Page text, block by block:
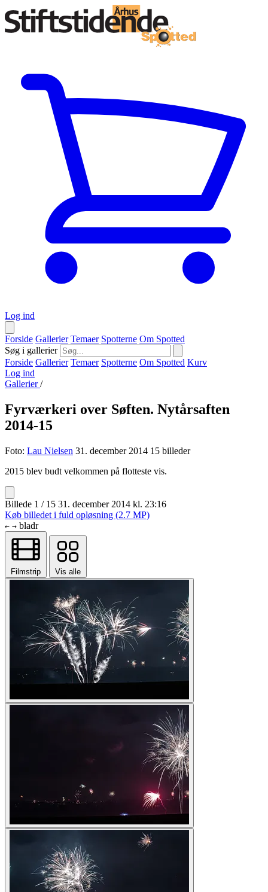
Log ind
Forside Gallerier Temaer Spotterne Om Spotted
Søg i gallerier
Forside Gallerier Temaer Spotterne Om Spotted Kurv
Log ind
Gallerier/
Fyrværkeri over Søften. Nytårsaften
2014-15
Foto: Lau Nielsen 31. december 2014 15 billeder
2015 blev budt velkommen på flotteste vis.
Billede 1 / 15 31. december 2014 kl. 23:16
Køb billedet i fuld opløsning (2.7 MP)
← → bladr
Filmstrip Vis alle